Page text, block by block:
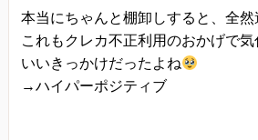
本当にちゃんと棚卸しすると、全然
これもクレカ不正利用のおかげで気
いいきっかけだったよね
→ハイパーポジティブ